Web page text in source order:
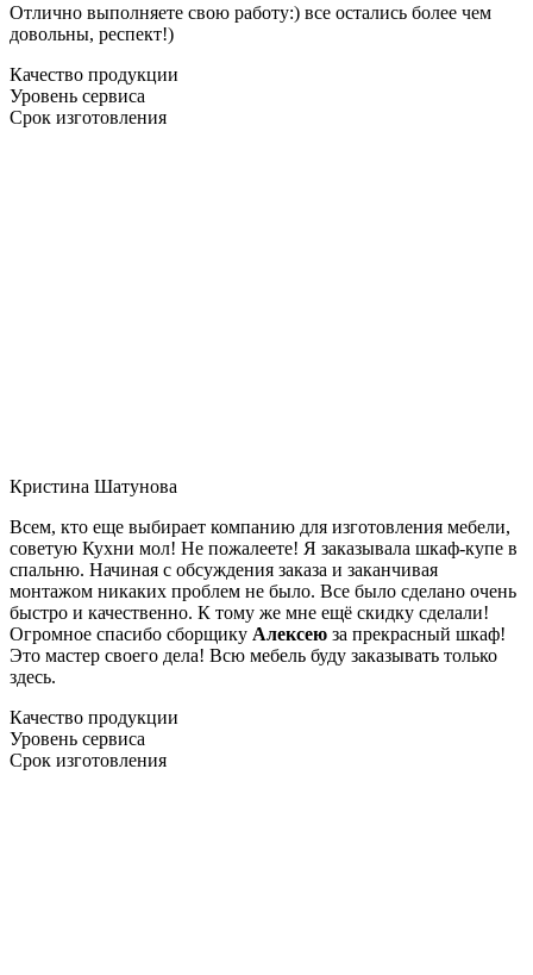
Отлично выполняете свою работу:) все остались более чем
довольны, респект!)
Качество продукции
Уровень сервиса
Срок изготовления
Кристина Шатунова
Всем, кто еще выбирает компанию для изготовления мебели,
советую Кухни мол! Не пожалеете! Я заказывала шкаф-купе в
спальню. Начиная с обсуждения заказа и заканчивая
монтажом никаких проблем не было. Все было сделано очень
быстро и качественно. К тому же мне ещё скидку сделали!
Огромное спасибо сборщику Алексею за прекрасный шкаф!
Это мастер своего дела! Всю мебель буду заказывать только
здесь.
Качество продукции
Уровень сервиса
Срок изготовления